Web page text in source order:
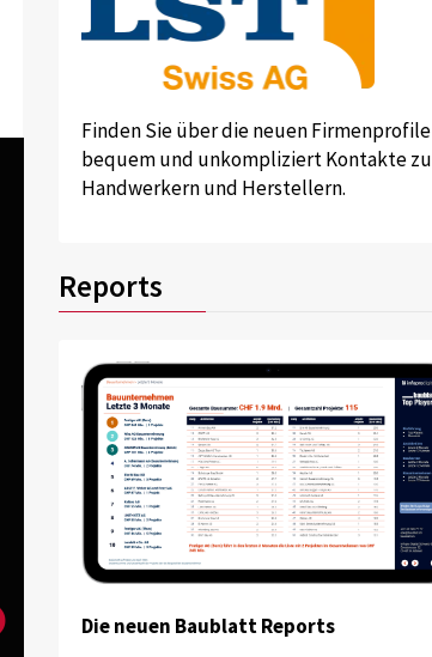
Finden Sie über die neuen Firmenprofile
bequem und unkompliziert Kontakte zu
Handwerkern und Herstellern.
Reports
Die neuen Baublatt Reports